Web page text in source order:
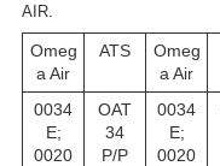
AIR.
Omeg
a Air
ATS
Omeg
a Air
0034
E;
0020
OAT
34
P/P
0034
E;
0020